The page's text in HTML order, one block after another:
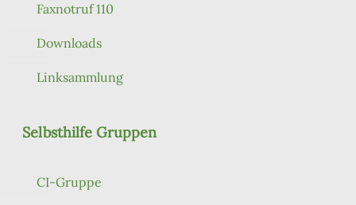
Faxnotruf 110
Downloads
Linksammlung
Selbsthilfe Gruppen
CI-Gruppe